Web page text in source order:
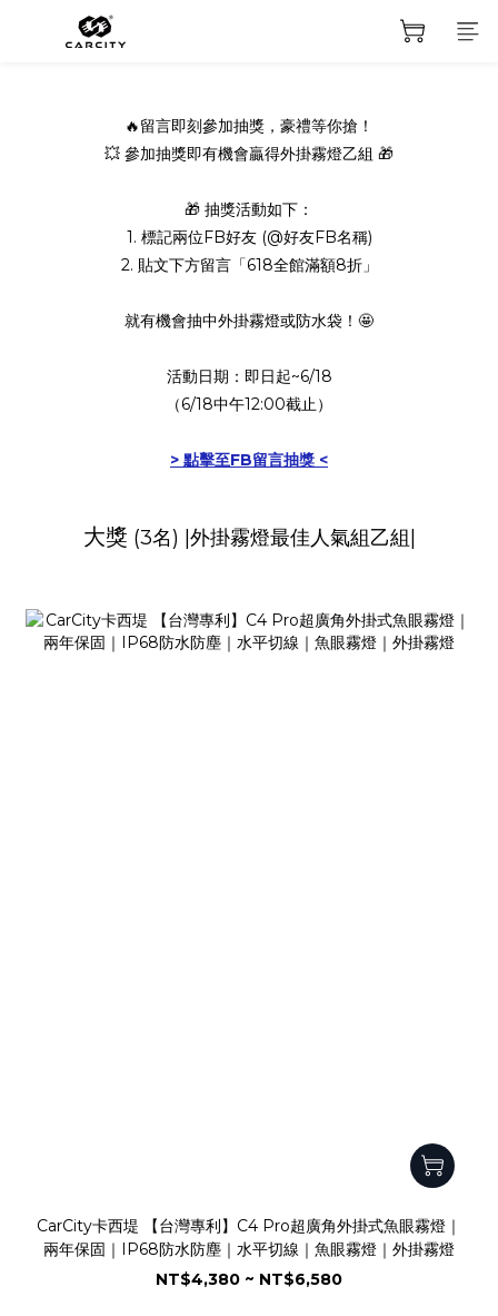
🔥留言即刻參加抽獎，豪禮等你搶！
💥 參加抽獎即有機會贏得外掛霧燈乙組 🎁
🎁 抽獎活動如下：
1. 標記兩位FB好友 (@好友FB名稱)
2. 貼文下方留言「618全館滿額8折」
就有機會抽中外掛霧燈或防水袋！🤩
活動日期：即日起~6/18
（6/18中午12:00截止）
> 點擊至FB留言抽獎 <
大獎 (3名) |外掛霧燈最佳人氣組乙組|
CarCity卡西堤 【台灣專利】C4 Pro超廣角外掛式魚眼霧燈｜
兩年保固｜IP68防水防塵｜水平切線｜魚眼霧燈｜外掛霧燈
NT$4,380 ~ NT$6,580